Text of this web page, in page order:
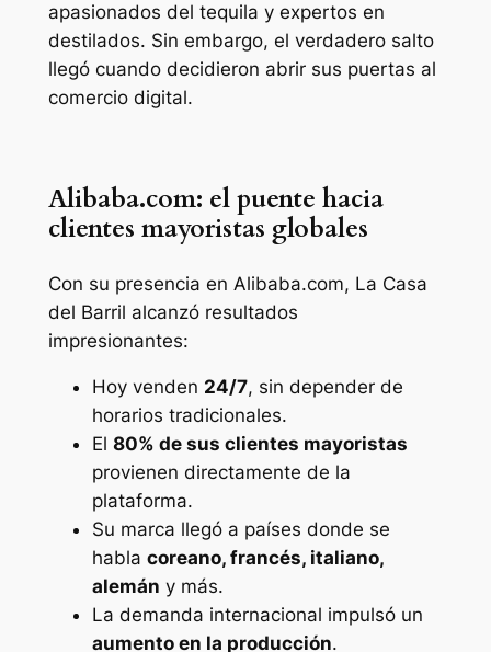
apasionados del tequila y expertos en
destilados. Sin embargo, el verdadero salto
llegó cuando decidieron abrir sus puertas al
comercio digital.
Alibaba.com: el puente hacia
clientes mayoristas globales
Con su presencia en Alibaba.com, La Casa
del Barril alcanzó resultados
impresionantes:
Hoy venden 24/7, sin depender de
horarios tradicionales.
El 80% de sus clientes mayoristas
provienen directamente de la
plataforma.
Su marca llegó a países donde se
habla coreano, francés, italiano,
alemán y más.
La demanda internacional impulsó un
aumento en la producción.